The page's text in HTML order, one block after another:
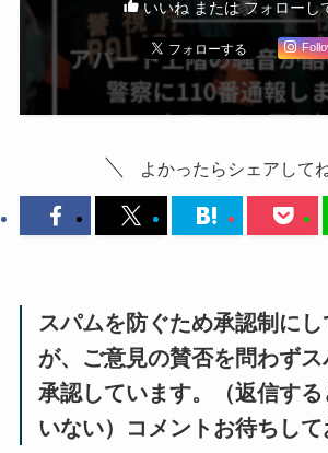
いいね または フォローし
よかったらシェアして
スパムを防ぐため承認制に
が、ご意見の賛否を問わず
承認しています。（返信す
いない）コメントお待ちして